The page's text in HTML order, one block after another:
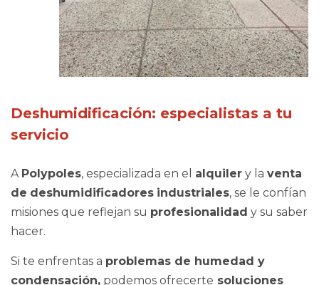
Deshumidificación: especialistas a tu
servicio
A Polypoles, especializada en el alquiler y la venta
de deshumidificadores industriales, se le confían
misiones que reflejan su profesionalidad y su saber
hacer.
Si te enfrentas a problemas de humedad y
condensación, podemos ofrecerte soluciones